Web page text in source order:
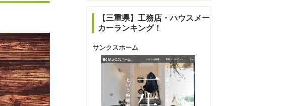
【三重県】工務店・ハウスメー
カーランキング！
サンクスホーム